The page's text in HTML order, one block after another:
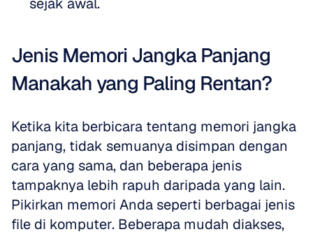
Jenis Memori Jangka Panjang
Manakah yang Paling Rentan?
Ketika kita berbicara tentang memori jangka
panjang, tidak semuanya disimpan dengan
cara yang sama, dan beberapa jenis
tampaknya lebih rapuh daripada yang lain.
Pikirkan memori Anda seperti berbagai jenis
file di komputer. Beberapa mudah diakses,